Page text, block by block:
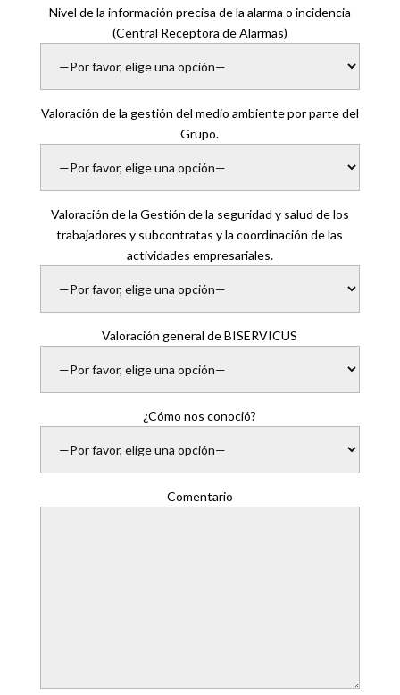
Nivel de la información precisa de la alarma o incidencia
(Central Receptora de Alarmas)
Valoración de la gestión del medio ambiente por parte del
Grupo.
Valoración de la Gestión de la seguridad y salud de los
trabajadores y subcontratas y la coordinación de las
actividades empresariales.
Valoración general de BISERVICUS
¿Cómo nos conoció?
Comentario